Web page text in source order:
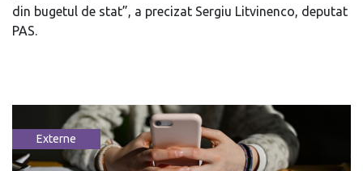
din bugetul de stat”, a precizat Sergiu Litvinenco, deputat
PAS.
Externe